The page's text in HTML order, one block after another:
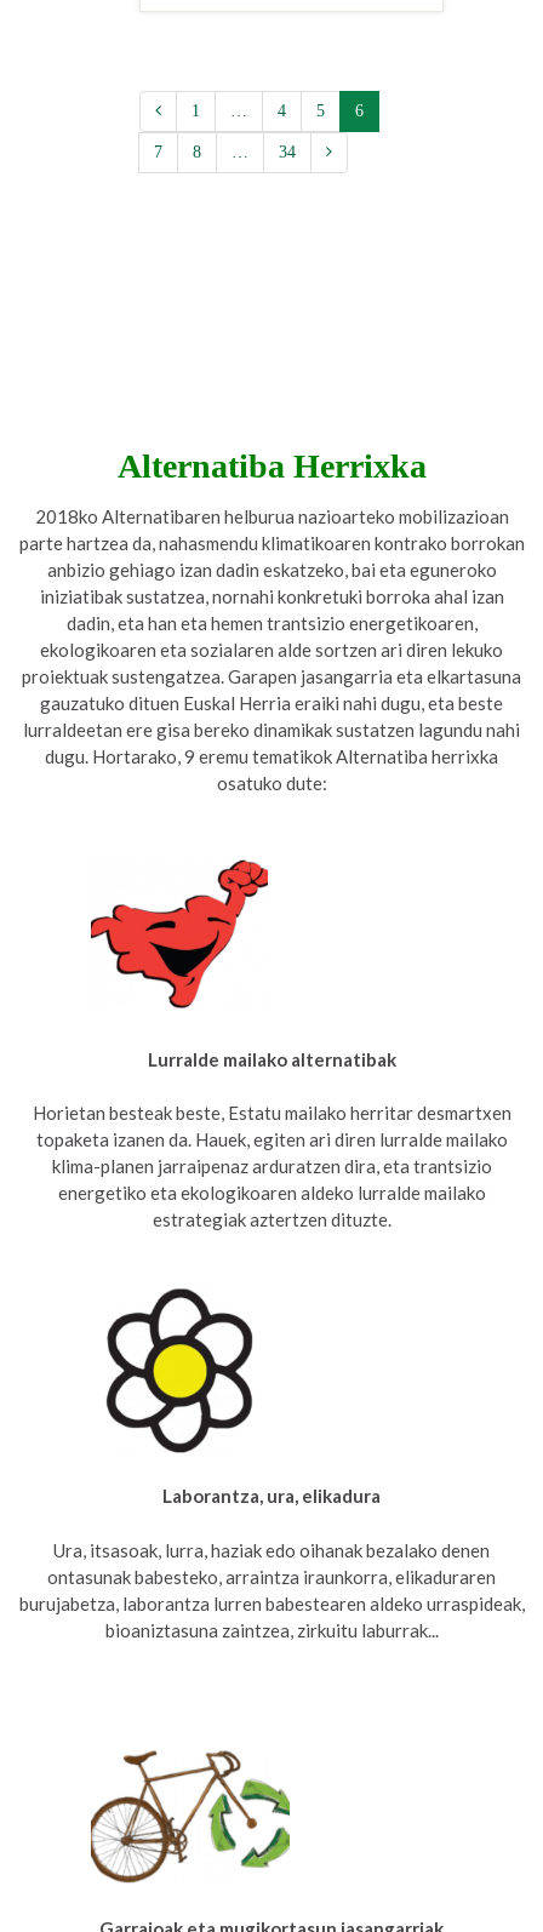
1 4 5 6
7 8 34
Alternatiba Herrixka
2018ko Alternatibaren helburua nazioarteko mobilizazioan
parte hartzea da, nahasmendu klimatikoaren kontrako borrokan
anbizio gehiago izan dadin eskatzeko, bai eta eguneroko
iniziatibak sustatzea, nornahi konkretuki borroka ahal izan
dadin, eta han eta hemen trantsizio energetikoaren,
ekologikoaren eta sozialaren alde sortzen ari diren lekuko
proiektuak sustengatzea. Garapen jasangarria eta elkartasuna
gauzatuko dituen Euskal Herria eraiki nahi dugu, eta beste
lurraldeetan ere gisa bereko dinamikak sustatzen lagundu nahi
dugu. Hortarako, 9 eremu tematikok Alternatiba herrixka
osatuko dute:
Lurralde mailako alternatibak
Horietan besteak beste, Estatu mailako herritar desmartxen
topaketa izanen da. Hauek, egiten ari diren lurralde mailako
klima-planen jarraipenaz arduratzen dira, eta trantsizio
energetiko eta ekologikoaren aldeko lurralde mailako
estrategiak aztertzen dituzte.
Laborantza, ura, elikadura
Ura, itsasoak, lurra, haziak edo oihanak bezalako denen
ontasunak babesteko, arraintza iraunkorra, elikaduraren
burujabetza, laborantza lurren babestearen aldeko urraspideak,
bioaniztasuna zaintzea, zirkuitu laburrak...